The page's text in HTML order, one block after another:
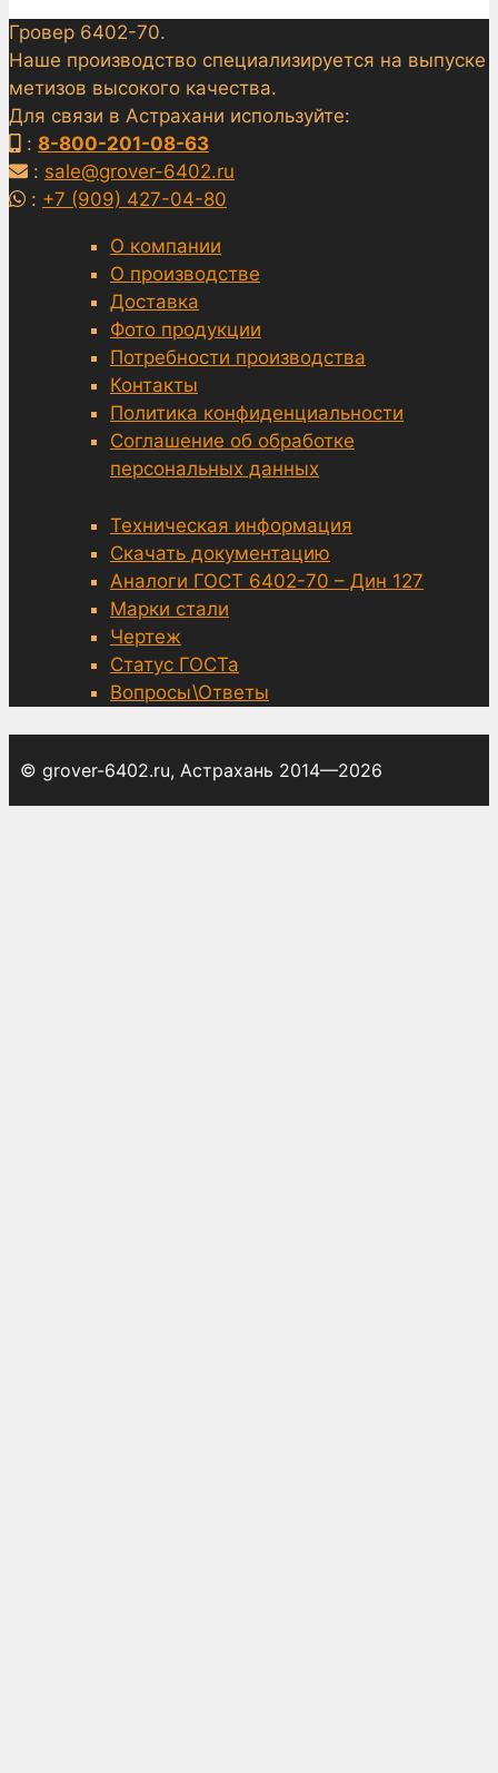
Гровер 6402-70.
Наше производство специализируется на выпуске
метизов высокого качества.
Для связи в Астрахани используйте:
: 8-800-201-08-63
: sale@grover-6402.ru
: +7 (909) 427-04-80
О компании
О производстве
Доставка
Фото продукции
Потребности производства
Контакты
Политика конфиденциальности
Соглашение об обработке
персональных данных
Техническая информация
Скачать документацию
Аналоги ГОСТ 6402-70 – Дин 127
Марки стали
Чертеж
Статус ГОСТа
Вопросы\Ответы
© grover-6402.ru, Астрахань 2014—2026